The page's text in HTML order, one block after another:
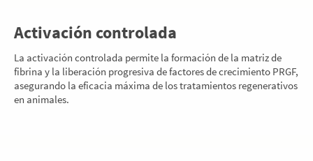
Activación controlada
La activación controlada permite la formación de la matriz de
fibrina y la liberación progresiva de factores de crecimiento PRGF,
asegurando la eficacia máxima de los tratamientos regenerativos
en animales.